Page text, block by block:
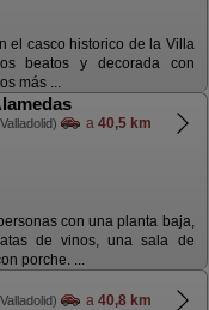
el casco historico de la Villa
beatos y decorada con
más ...
a 40,5 km
con una planta baja,
de vinos, una sala de
porche. ...
a 40,8 km